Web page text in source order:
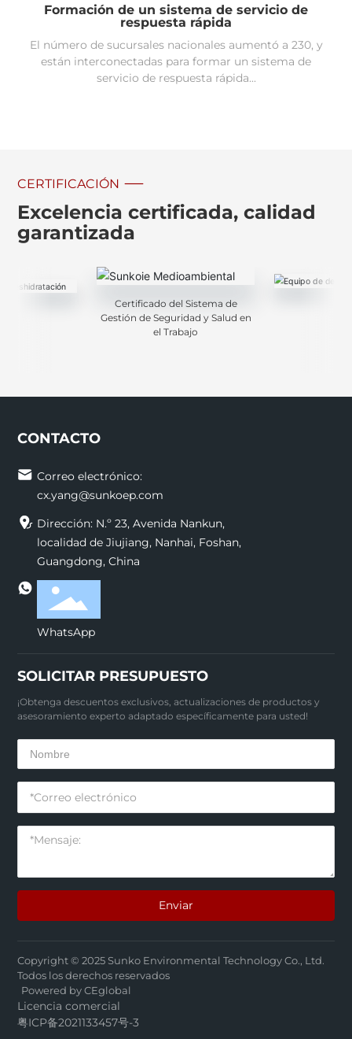
Formación de un sistema de servicio de
respuesta rápida
El número de sucursales nacionales aumentó a 230, y
están interconectadas para formar un sistema de
servicio de respuesta rápida...
CERTIFICACIÓN
Excelencia certificada, calidad
garantizada
Certificado del Sistema de
Gestión de Seguridad y Salud en
el Trabajo
CONTACTO
Correo electrónico:
cx.yang@sunkoep.com
Dirección: N.º 23, Avenida Nankun,
localidad de Jiujiang, Nanhai, Foshan,
Guangdong, China
WhatsApp
SOLICITAR PRESUPUESTO
¡Obtenga descuentos exclusivos, actualizaciones de productos y
asesoramiento experto adaptado específicamente para usted!
Enviar
Copyright © 2025 Sunko Environmental Technology Co., Ltd.
Todos los derechos reservados
Powered by CEglobal
Licencia comercial
粤ICP备2021133457号-3